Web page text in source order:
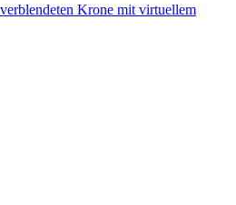
Krone mit virtuellem